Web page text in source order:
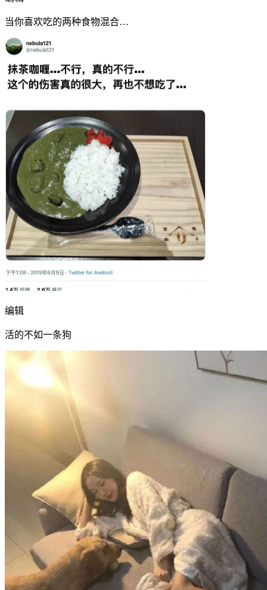
当你喜欢吃的两种食物混合…
编辑
活的不如一条狗